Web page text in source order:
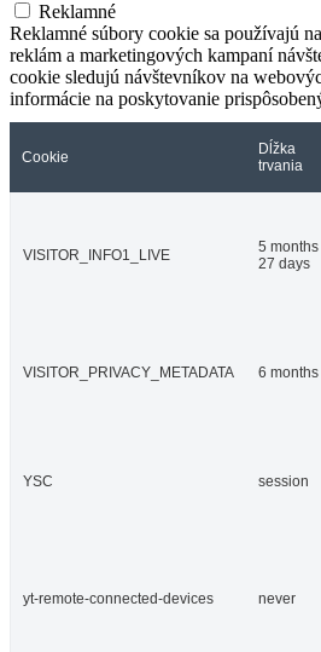
Reklamné
Reklamné súbory cookie sa používajú
reklám a marketingových kampaní
cookie sledujú návštevníkov na
informácie na poskytovanie
Cookie
Dĺžka
trvania
VISITOR_INFO1_LIVE
5 months
27 days
VISITOR_PRIVACY_METADATA 6 months
YSC session
yt-remote-connected-devices never